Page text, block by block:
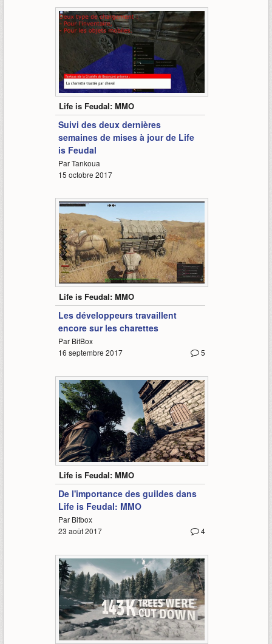
13:09
Life is Feudal: MMO
Suivi des deux dernières
semaines de mises à jour de Life
is Feudal
Par Tankoua
15 octobre 2017
1:14
Life is Feudal: MMO
Les développeurs travaillent
encore sur les charettes
Par BitBox
5
16 septembre 2017
3:18
Life is Feudal: MMO
De l'importance des guildes dans
Life is Feudal: MMO
Par Bitbox
4
23 août 2017
1:14